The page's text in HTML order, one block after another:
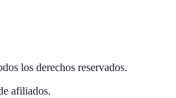
los derechos reservados.
afiliados.